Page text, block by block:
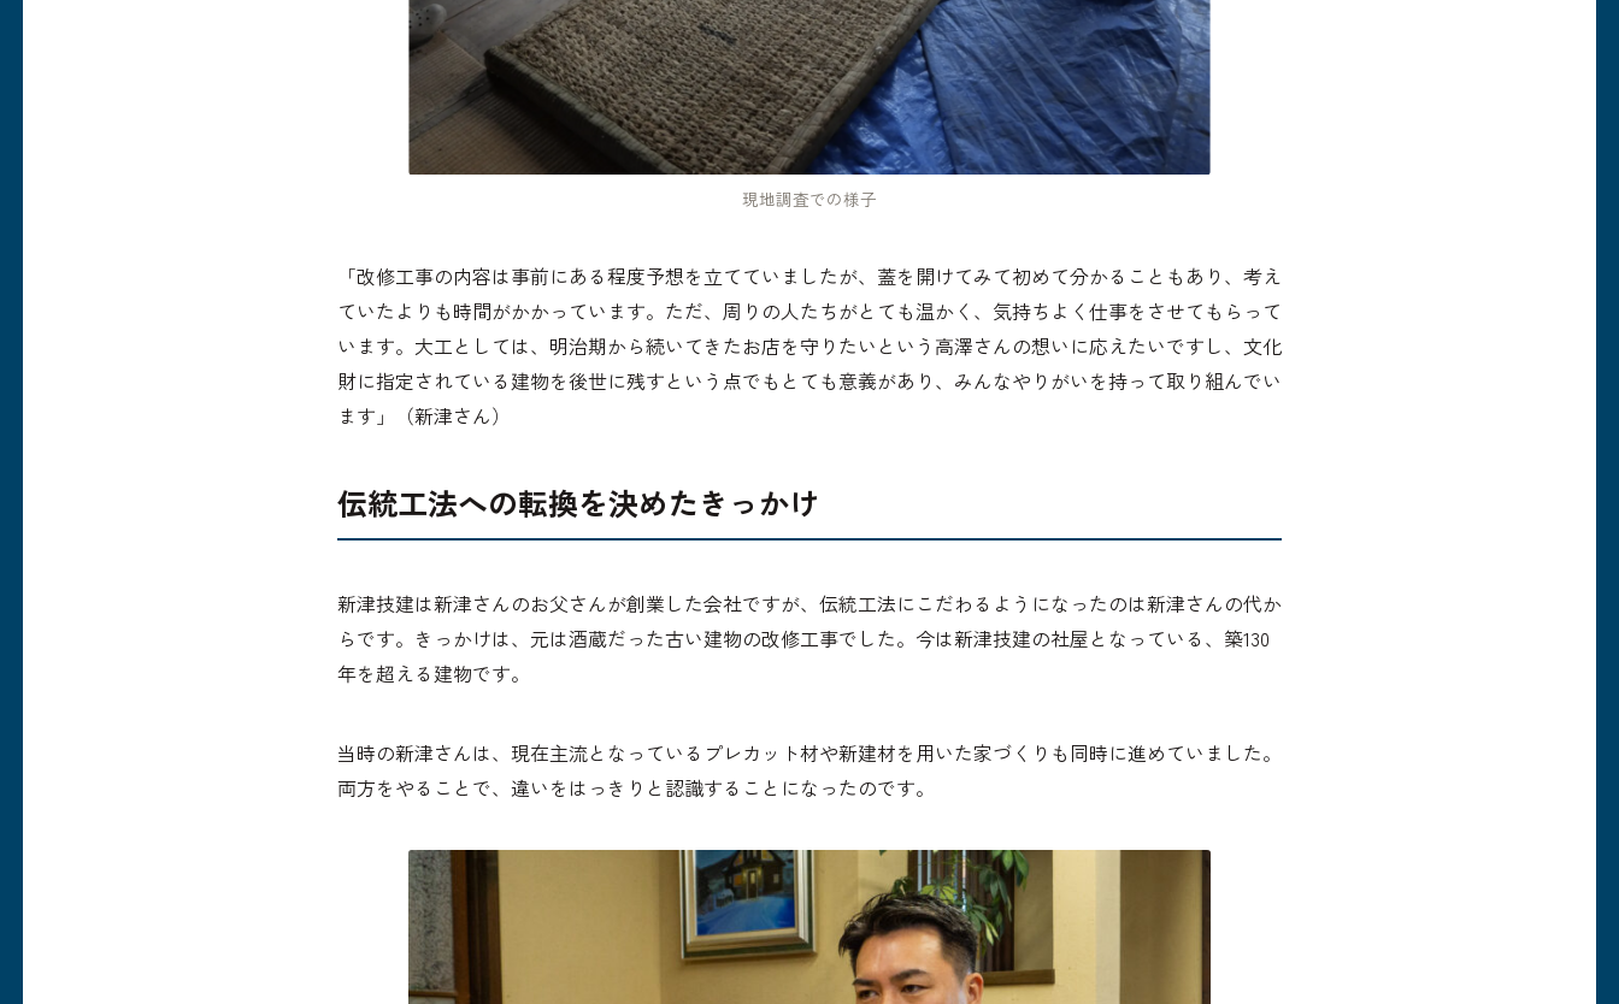
現地調査での様子
「改修工事の内容は事前にある程度予想を立てていましたが、蓋を開けてみて初めて分かることもあり、考え
ていたよりも時間がかかっています。ただ、周りの人たちがとても温かく、気持ちよく仕事をさせてもらって
います。大工としては、明治期から続いてきたお店を守りたいという高澤さんの想いに応えたいですし、文化
財に指定されている建物を後世に残すという点でもとても意義があり、みんなやりがいを持って取り組んでい
ます」（新津さん）
伝統工法への転換を決めたきっかけ
新津技建は新津さんのお父さんが創業した会社ですが、伝統工法にこだわるようになったのは新津さんの代か
らです。きっかけは、元は酒蔵だった古い建物の改修工事でした。今は新津技建の社屋となっている、築130
年を超える建物です。
当時の新津さんは、現在主流となっているプレカット材や新建材を用いた家づくりも同時に進めていました。
両方をやることで、違いをはっきりと認識することになったのです。